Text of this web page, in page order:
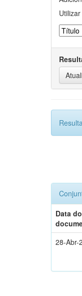
Data do
28-Abr-